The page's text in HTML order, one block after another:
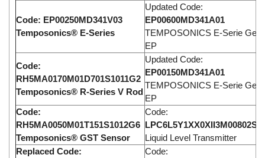
Code: EP00250MD341V03
Temposonics® E-Series
Updated Code:
EP00600MD341A01
TEMPOSONICS E-Serie Gen
EP
Code:
RH5MA0170M01D701S1011G2
Temposonics® R-Series V Rod
Updated Code:
EP00150MD341A01
TEMPOSONICS E-Serie Gen
EP
Code:
RH5MA0050M01T151S1012G6
Temposonics® GST Sensor
Code:
LPC6L5Y1XX0XII3M00802S
Liquid Level Transmitter
Replaced Code:
Code: